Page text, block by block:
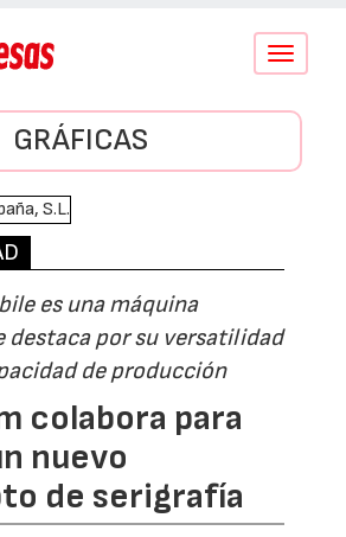
Conmutar
GRÁFICAS
es una máquina
destaca por su versatilidad
de producción
colabora para
nuevo
de serigrafía